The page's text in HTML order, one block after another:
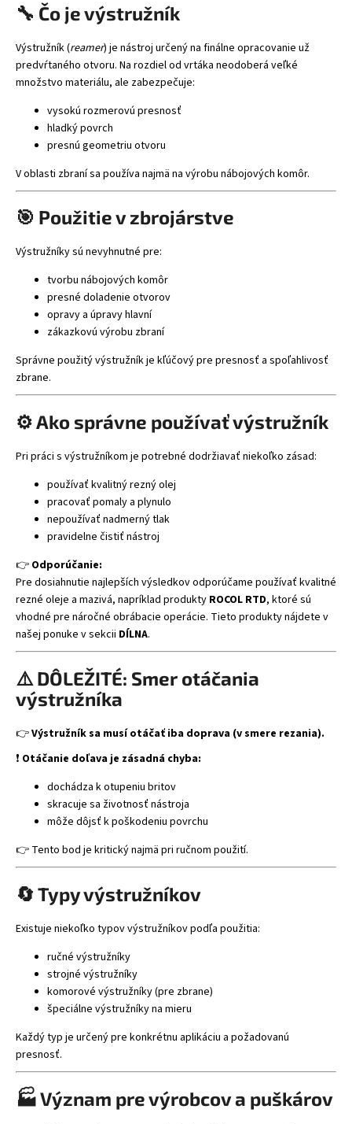
🔧 Čo je výstružník
Výstružník (reamer) je nástroj určený na finálne opracovanie už
predvŕtaného otvoru. Na rozdiel od vrtáka neodoberá veľké
množstvo materiálu, ale zabezpečuje:
vysokú rozmerovú presnosť
hladký povrch
presnú geometriu otvoru
V oblasti zbraní sa používa najmä na výrobu nábojových komôr.
🎯 Použitie v zbrojárstve
Výstružníky sú nevyhnutné pre:
tvorbu nábojových komôr
presné doladenie otvorov
opravy a úpravy hlavní
zákazkovú výrobu zbraní
Správne použitý výstružník je kľúčový pre presnosť a spoľahlivosť
zbrane.
⚙️ Ako správne používať výstružník
Pri práci s výstružníkom je potrebné dodržiavať niekoľko zásad:
používať kvalitný rezný olej
pracovať pomaly a plynulo
nepoužívať nadmerný tlak
pravidelne čistiť nástroj
👉 Odporúčanie:
Pre dosiahnutie najlepších výsledkov odporúčame používať kvalitné
rezné oleje a mazivá, napríklad produkty ROCOL RTD, ktoré sú
vhodné pre náročné obrábacie operácie. Tieto produkty nájdete v
našej ponuke v sekcii DÍLNA.
⚠️ DÔLEŽITÉ: Smer otáčania
výstružníka
👉Výstružník sa musí otáčať iba doprava (v smere rezania).
❗ Otáčanie doľava je zásadná chyba:
dochádza k otupeniu britov
skracuje sa životnosť nástroja
môže dôjsť k poškodeniu povrchu
👉 Tento bod je kritický najmä pri ručnom použití.
🔄 Typy výstružníkov
Existuje niekoľko typov výstružníkov podľa použitia:
ručné výstružníky
strojné výstružníky
komorové výstružníky (pre zbrane)
špeciálne výstružníky na mieru
Každý typ je určený pre konkrétnu aplikáciu a požadovanú
presnosť.
🏭 Význam pre výrobcov a puškárov